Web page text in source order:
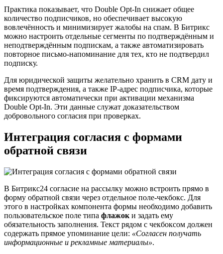
Практика показывает, что Double Opt-In снижает общее
количество подписчиков, но обеспечивает высокую
вовлечённость и минимизирует жалобы на спам. В Битрикс
можно настроить отдельные сегменты по подтверждённым и
неподтверждённым подпискам, а также автоматизировать
повторное письмо-напоминание для тех, кто не подтвердил
подписку.
Для юридической защиты желательно хранить в CRM дату и
время подтверждения, а также IP-адрес подписчика, которые
фиксируются автоматически при активации механизма
Double Opt-In. Эти данные служат доказательством
добровольного согласия при проверках.
Интеграция согласия с формами
обратной связи
В Битрикс24 согласие на рассылку можно встроить прямо в
форму обратной связи через отдельное поле-чекбокс. Для
этого в настройках компонента формы необходимо добавить
пользовательское поле типа флажок и задать ему
обязательность заполнения. Текст рядом с чекбоксом должен
содержать прямое упоминание цели: «Согласен получать
информационные и рекламные материалы».